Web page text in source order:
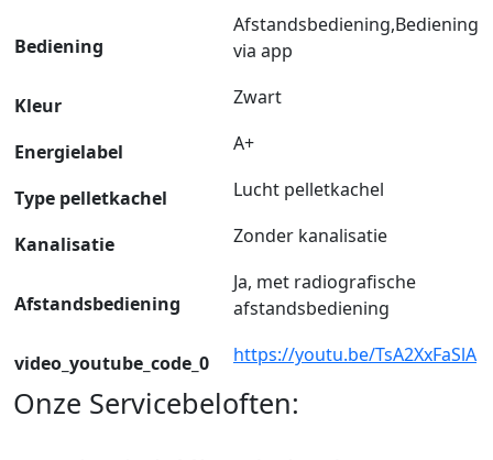
Bediening
Afstandsbediening,Bediening
via app
Kleur Zwart
Energielabel A+
Type pelletkachel Lucht pelletkachel
Kanalisatie Zonder kanalisatie
Afstandsbediening
Ja, met radiografische
afstandsbediening
video_youtube_code_0 https://youtu.be/TsA2XxFaSlA
Onze Servicebeloften: